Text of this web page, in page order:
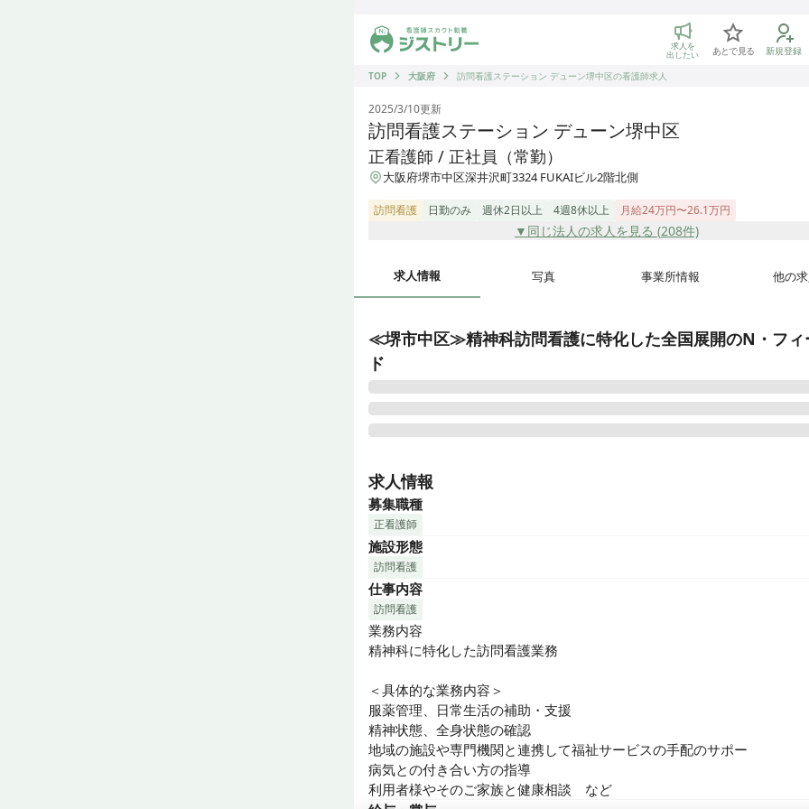
ジストリー 看護師の転職マッチング
求人を
出したい あとで見る 新規登録
TOP
大阪府 訪問看護ステーション デューン堺中区の看護師求人
2025/3/10更新
訪問看護ステーション デューン堺中区
正看護師 / 正社員（常勤）
大阪府堺市中区深井沢町3324 FUKAIビル2階北側
訪問看護 日勤のみ 週休2日以上 4週8休以上 月給24万円〜26.1万円
▼同じ法人の求人を見る (208件)
求人情報 写真 事業所情報 他の求
≪堺市中区≫精神科訪問看護に特化した全国展開のN・フィ
ド
う地域社会を実現する。
その専門的な知識・経験を活かした「在宅医療トータルサポート」が、
の強みです。
ご利用者様が住み慣れた環境のもと、安心・安全・快適な生活を支援し
す。
求人情報
募集職種
正看護師
施設形態
訪問看護
仕事内容
訪問看護
業務内容
精神科に特化した訪問看護業務
＜具体的な業務内容＞
服薬管理、日常生活の補助・支援
精神状態、全身状態の確認
地域の施設や専門機関と連携して福祉サービスの手配のサポー
病気との付き合い方の指導
利用者様やそのご家族と健康相談　など